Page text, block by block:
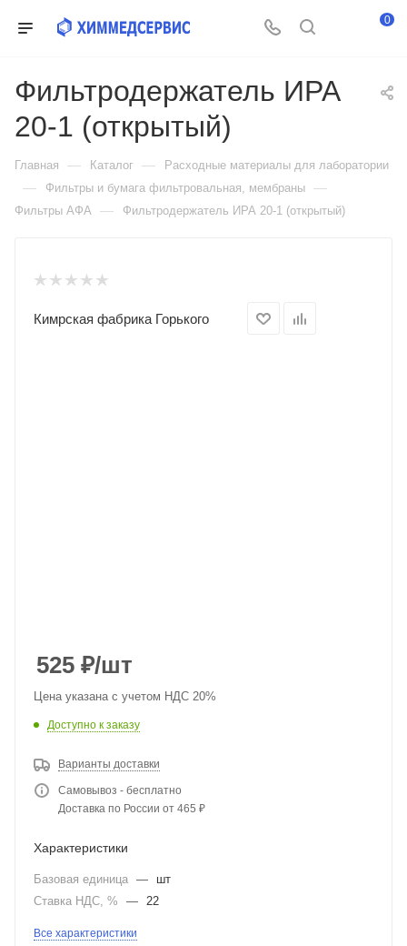
0
Фильтродержатель ИРА
20-1 (открытый)
Главная — Каталог — Расходные материалы для лаборатории
— Фильтры и бумага фильтровальная, мембраны —
Фильтры АФА — Фильтродержатель ИРА 20-1 (открытый)
Кимрская фабрика Горького
525 ₽/шт
Цена указана с учетом НДС 20%
Доступно к заказу
Варианты доставки
Самовывоз - бесплатно
Доставка по России от 465 ₽
Характеристики
Базовая единица —
шт
Ставка НДС, %
— 22
Все характеристики